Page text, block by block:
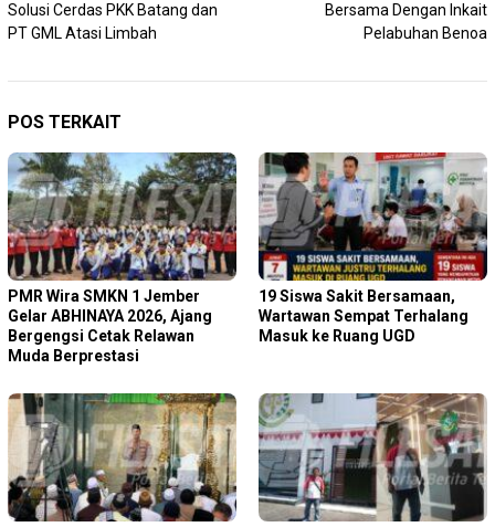
Solusi Cerdas PKK Batang dan
PT GML Atasi Limbah
Bersama Dengan Inkait
Pelabuhan Benoa
POS TERKAIT
PMR Wira SMKN 1 Jember
Gelar ABHINAYA 2026, Ajang
Bergengsi Cetak Relawan
Muda Berprestasi
19 Siswa Sakit Bersamaan,
Wartawan Sempat Terhalang
Masuk ke Ruang UGD